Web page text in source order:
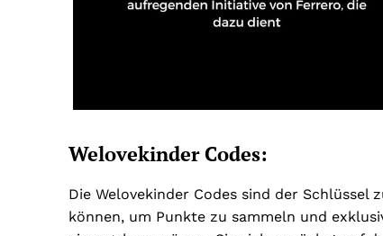
Welovekinder Codes:
Die Welovekinder Codes sind der Schlüssel
können, um Punkte zu sammeln und